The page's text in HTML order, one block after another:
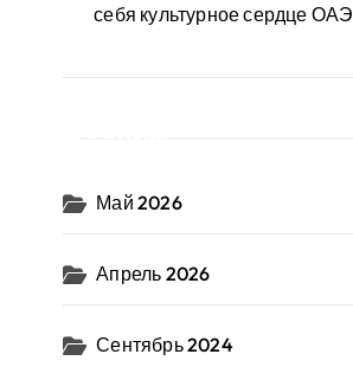
себя культурное сердце ОАЭ
Май 2026
Апрель 2026
Сентябрь 2024